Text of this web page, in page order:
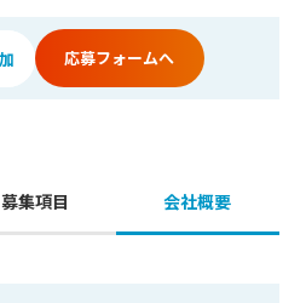
応募フォームへ
募集項目 会社概要